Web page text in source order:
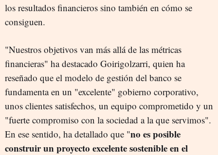
los resultados financieros sino también en cómo se
consiguen.
"Nuestros objetivos van más allá de las métricas
financieras" ha destacado Goirigolzarri, quien ha
reseñado que el modelo de gestión del banco se
fundamenta en un "excelente" gobierno corporativo,
unos clientes satisfechos, un equipo comprometido y un
"fuerte compromiso con la sociedad a la que servimos".
En ese sentido, ha detallado que "no es posible
construir un proyecto excelente sostenible en el